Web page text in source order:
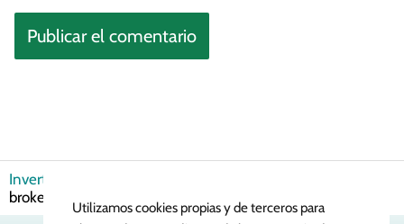
Invertir en Bolsa
brokers hipotecarios en Barcelona?
Utilizamos cookies propias y de terceros para